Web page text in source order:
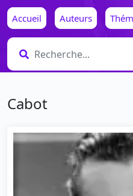
Accueil Auteurs
Cabot